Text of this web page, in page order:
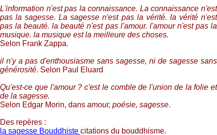
L'information n'est pas la connaissance. La connaissance n'est
pas la sagesse. La sagesse n'est pas la vérité. la vérité n'est
pas la beauté. la beauté n'est pas l'amour. l'amour n'est pas la
musique. la musique est la meilleure des choses.
Selon Frank Zappa.
il n'y a pas d'enthousiasme sans sagesse, ni de sagesse sans
générosité. Selon Paul Eluard
Qu'est-ce que l'amour ? c'est le comble de l'union de la folie et
de la sagesse.
Selon Edgar Morin, dans amour, poésie, sagesse.
Des repères :
la sagesse Bouddhiste citations du bouddhisme.